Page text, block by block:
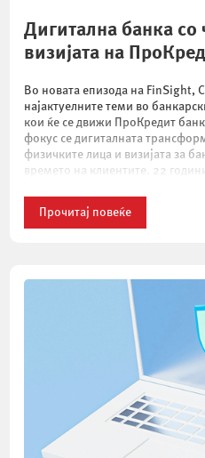
Дигитална банка со
визијата на
Во новата епизода на FinSight,
најактуелните теми во
кои ќе се движи ПроКредит
фокус се дигиталната
физичките лица и визијата за
времето на клиентите. 22
Прочитај повеќе